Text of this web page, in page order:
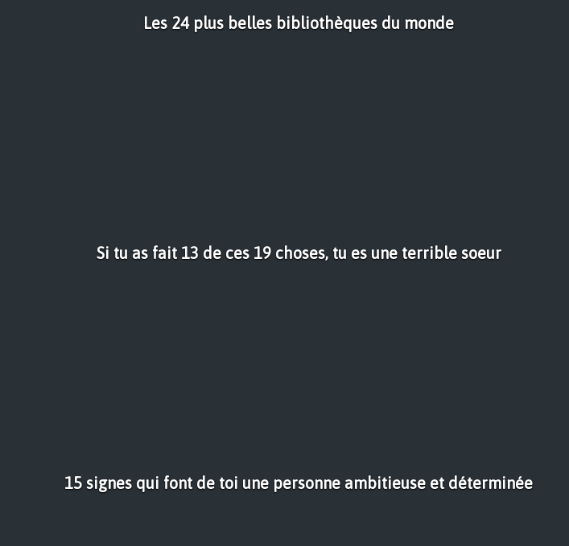
Les 24 plus belles bibliothèques du monde
Si tu as fait 13 de ces 19 choses, tu es une terrible soeur
15 signes qui font de toi une personne ambitieuse et déterminée